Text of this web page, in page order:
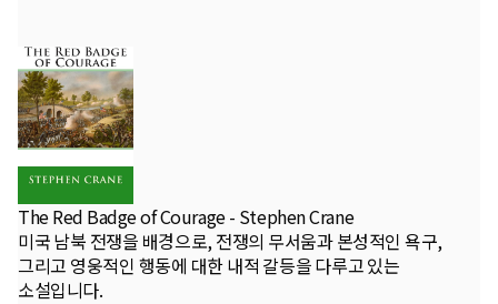
The Red Badge of Courage - Stephen Crane
미국 남북 전쟁을 배경으로, 전쟁의 무서움과 본성적인 욕구,
그리고 영웅적인 행동에 대한 내적 갈등을 다루고 있는
소설입니다.